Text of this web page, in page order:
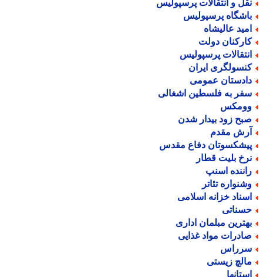
و انتقالات پرسپولیس
پرسپولیس
عالیشاه
دولت
پرسپولیس
ایران
عمومی
به فلسطین اشغالی
زود بیدار شدن
مقدم
دفاع مقدس
بلیت قطار
اسنپ
تئاتر
خزانه اسلامی
مبلمان اداری
مواد غذایی
زیستی